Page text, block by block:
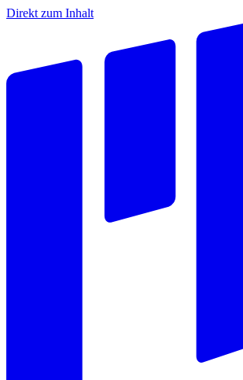
Direkt zum Inhalt